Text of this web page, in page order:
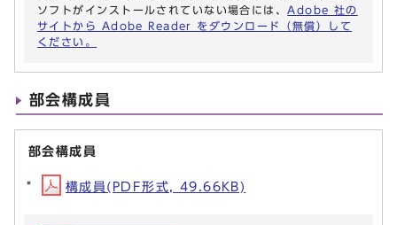
ソフトがインストールされていない場合には、 Adobe 社の
サイトから Adobe Reader をダウンロード（無償）して
ください。
部会構成員
部会構成員
構成員(PDF形式, 49.66KB)